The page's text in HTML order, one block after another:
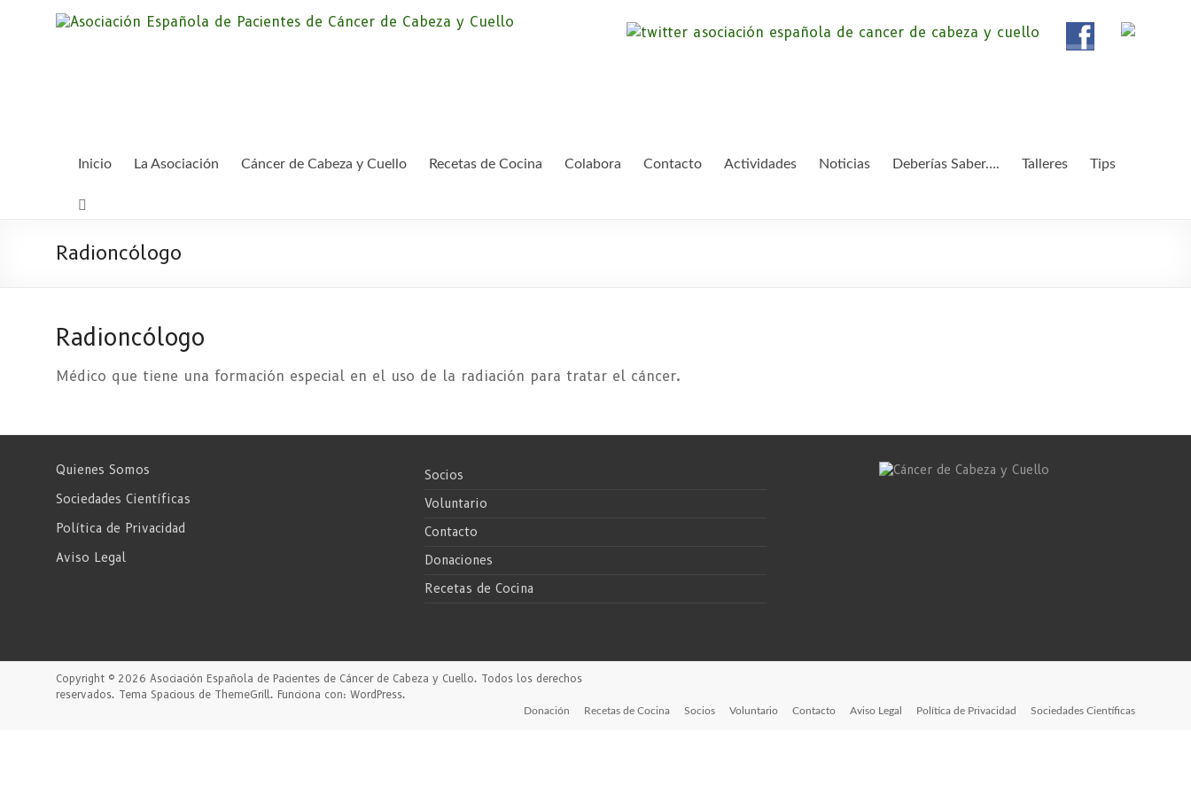
Asociación Española de Pacientes de
Somos la Asociación Española de Pacientes de Cáncer de Cabeza y cuello «APC», una
asociación sin animo de lucro que pretendemos apoyar a pacientes y familiares.
Inicio La Asociación Cáncer de Cabeza y Cuello Recetas de Cocina Colabora Contacto Actividades Noticias Deberías Saber…. Talleres Tips
Radioncólogo
Radioncólogo
Médico que tiene una formación especial en el uso de la radiación para tratar el cáncer.
Quienes Somos
Sociedades Científicas
Política de Privacidad
Aviso Legal
Socios
Voluntario
Contacto
Donaciones
Recetas de Cocina
Copyright © 2026 Asociación Española de Pacientes de Cáncer de Cabeza y Cuello. Todos los derechos
reservados. Tema Spacious de ThemeGrill. Funciona con: WordPress.
Donación Recetas de Cocina Socios Voluntario Contacto Aviso Legal Política de Privacidad Sociedades Científicas